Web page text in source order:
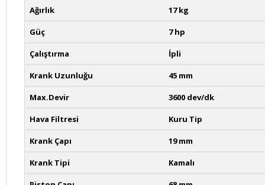
Ağırlık 17 kg
Güç 7 hp
Çalıştırma İpli
Krank Uzunluğu 45 mm
Max.Devir 3600 dev/dk
Hava Filtresi Kuru Tip
Krank Çapı 19 mm
Krank Tipi Kamalı